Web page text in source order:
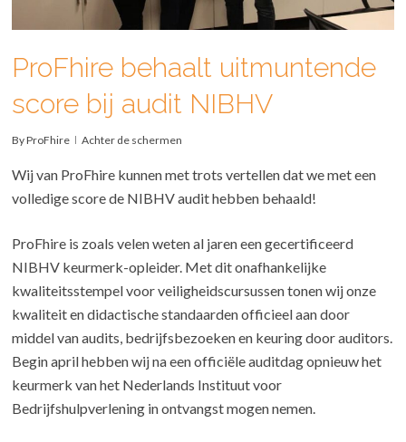
ProFhire behaalt uitmuntende
score bij audit NIBHV
ByProFhire Achter de schermen
Wij van ProFhire kunnen met trots vertellen dat we met een
volledige score de NIBHV audit hebben behaald!
ProFhire is zoals velen weten al jaren een gecertificeerd
NIBHV keurmerk-opleider. Met dit onafhankelijke
kwaliteitsstempel voor veiligheidscursussen tonen wij onze
kwaliteit en didactische standaarden officieel aan door
middel van audits, bedrijfsbezoeken en keuring door auditors.
Begin april hebben wij na een officiële auditdag opnieuw het
keurmerk van het Nederlands Instituut voor
Bedrijfshulpverlening in ontvangst mogen nemen.